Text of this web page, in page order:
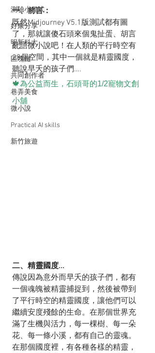
測驗小程式
好康分享
明新科大
區塊鏈
共同創作者
巷弄美食
微小說
Practical AI skills
新竹旅遊
一、前言：
既然Midjourney V5.1版測試都有圖
了，那就讓傻石頭來個鬼扯蛋、胡言
亂語微小說吧！在人類的平行時空有
28個空間，其中一個就是精靈國度，
聽說早夭的孩子們….
🍁為公益而生，石頭哥的1/2寵物文創
小舖
二、精靈國度...
傳說因為意外而早夭的孩子們，都有
一個魂魄被精靈捕捉到，然後被帶到
了平行時空的精靈國度，讓他們可以
繼續安度殘餘的生命。在那個世界充
滿了生機與活力，每一棵樹、每一朵
花、每一條小溪，都有自己的靈魂。
在那個國度裡，有各種各樣的精靈，